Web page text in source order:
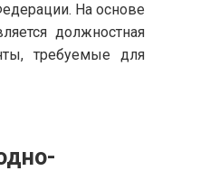
На основе
должностная
требуемые для